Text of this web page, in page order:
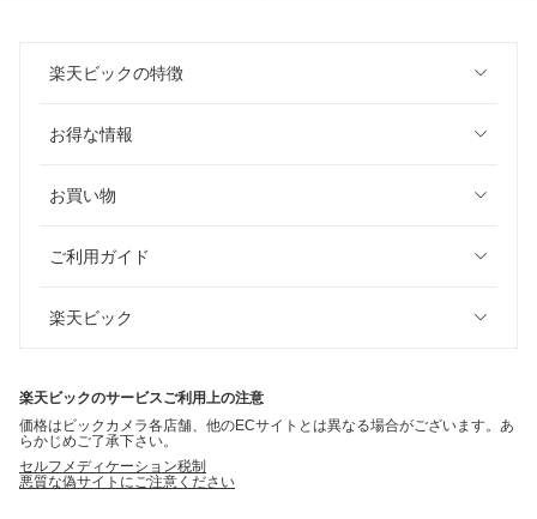
楽天ビックの特徴
お得な情報
お買い物
ご利用ガイド
楽天ビック
楽天ビックのサービスご利用上の注意
価格はビックカメラ各店舗、他のECサイトとは異なる場合がございます。あ
らかじめご了承下さい。
セルフメディケーション税制
悪質な偽サイトにご注意ください